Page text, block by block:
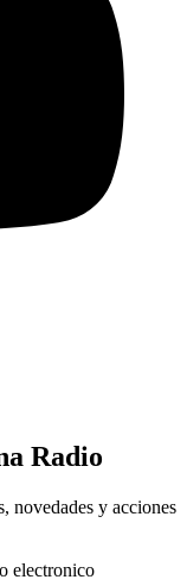
Radio
novedades y acciones
electronico